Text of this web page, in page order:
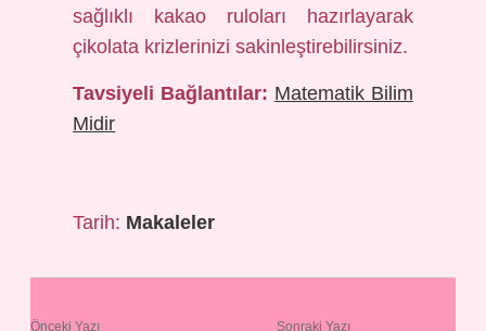
sağlıklı kakao ruloları hazırlayarak
çikolata krizlerinizi sakinleştirebilirsiniz.
Tavsiyeli Bağlantılar: Matematik Bilim
Midir
Tarih: Makaleler
Önceki Yazı Sonraki Yazı